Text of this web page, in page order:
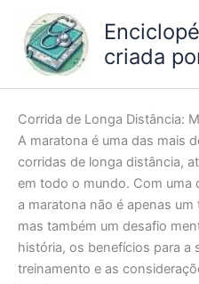
conteúdo
criada
Corrida de Longa Distância:
A maratona é uma das mais
corridas de longa distância,
em todo o mundo. Com uma
a maratona não é apenas
mas também um desafio
história, os benefícios para a
treinamento e as